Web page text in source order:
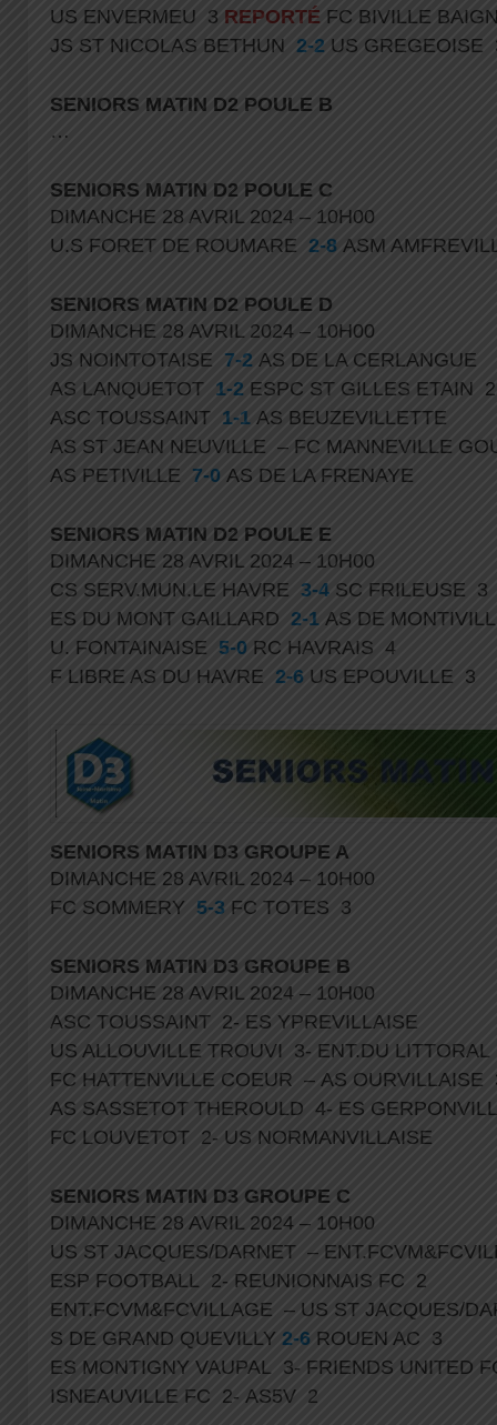
US ENVERMEU 3 REPORTÉ FC BIVILLE
JS ST NICOLAS BETHUN 2-2 US
SENIORS MATIN D2 POULE B
…
SENIORS MATIN D2 POULE C
DIMANCHE 28 AVRIL 2024 – 10H00
U.S FORET DE ROUMARE 2-8 ASM
SENIORS MATIN D2 POULE D
DIMANCHE 28 AVRIL 2024 – 10H00
JS NOINTOTAISE 7-2 AS DE LA CERLANGUE
AS LANQUETOT 1-2 ESPC ST GILLES ETAIN
ASC TOUSSAINT 1-1 AS BEUZEVILLETTE
AS ST JEAN NEUVILLE – FC MANNEVILLE
AS PETIVILLE 7-0 AS DE LA FRENAYE
SENIORS MATIN D2 POULE E
DIMANCHE 28 AVRIL 2024 – 10H00
CS SERV.MUN.LE HAVRE 3-4 SC FRILEUSE 3
ES DU MONT GAILLARD 2-1 AS DE
U. FONTAINAISE 5-0 RC HAVRAIS 4
F LIBRE AS DU HAVRE 2-6 US EPOUVILLE 3
SENIORS MATIN D3 GROUPE A
DIMANCHE 28 AVRIL 2024 – 10H00
FC SOMMERY 5-3 FC TOTES 3
SENIORS MATIN D3 GROUPE B
DIMANCHE 28 AVRIL 2024 – 10H00
ASC TOUSSAINT 2- ES YPREVILLAISE
US ALLOUVILLE TROUVI 3- ENT.DU
FC HATTENVILLE COEUR – AS
AS SASSETOT THEROULD 4- ES
FC LOUVETOT 2- US NORMANVILLAISE
SENIORS MATIN D3 GROUPE C
DIMANCHE 28 AVRIL 2024 – 10H00
US ST JACQUES/DARNET –
ESP FOOTBALL 2- REUNIONNAIS FC 2
ENT.FCVM&FCVILLAGE – US ST JACQUES/
S DE GRAND QUEVILLY 2-6 ROUEN AC 3
ES MONTIGNY VAUPAL 3- FRIENDS UNITED
ISNEAUVILLE FC 2- AS5V 2